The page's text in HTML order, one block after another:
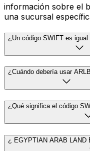
información sobre el
una sucursal
¿Un código SWIFT es
¿Cuándo debería usar
¿Qué significa el código
¿ EGYPTIAN ARAB LAND